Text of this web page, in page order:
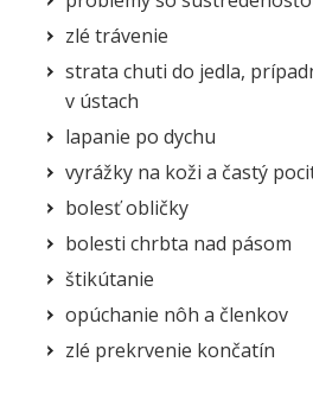
zlé trávenie
strata chuti do jedla,
v ústach
lapanie po dychu
vyrážky na koži a častý
bolesť obličky
bolesti chrbta nad pásom
štikútanie
opúchanie nôh a členkov
zlé prekrvenie končatín